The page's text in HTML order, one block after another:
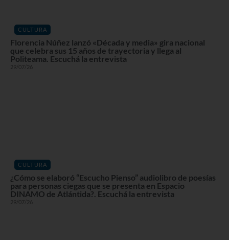
CULTURA
Florencia Núñez lanzó «Década y media» gira nacional
que celebra sus 15 años de trayectoria y llega al
Politeama. Escuchá la entrevista
29/07/26
CULTURA
¿Cómo se elaboró “Escucho Pienso” audiolibro de poesías
para personas ciegas que se presenta en Espacio
DINAMO de Atlántida?. Escuchá la entrevista
29/07/26